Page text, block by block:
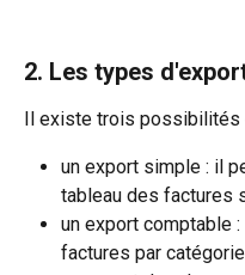
2. Les types
Il existe trois possibilités
un export simple : il
tableau des factures
un export comptable
factures par